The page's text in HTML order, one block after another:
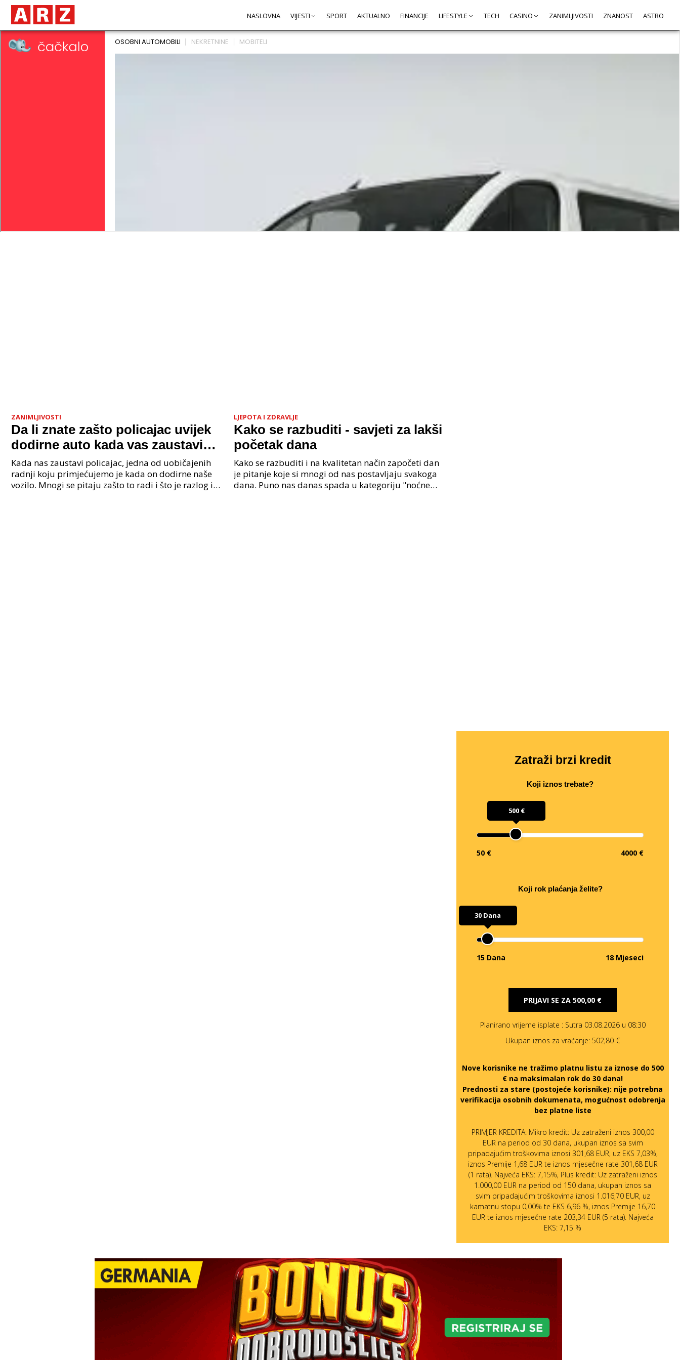
NASLOVNA VIJESTI SPORT AKTUALNO FINANCIJE LIFESTYLE TECH CASINO ZANIMLJIVOSTI ZNANOST ASTRO
ZANIMLJIVOSTI
Da li znate zašto policajac uvijek
dodirne auto kada vas zaustavi?
Ovaj odgovor će vas iznenaditi.
Kada nas zaustavi policajac, jedna od uobičajenih
radnji koju primjećujemo je kada on dodirne naše
vozilo. Mnogi se pitaju zašto to radi i što je razlog iza
LJEPOTA I ZDRAVLJE
Kako se razbuditi - savjeti za lakši
početak dana
Kako se razbuditi i na kvalitetan način započeti dan
je pitanje koje si mnogi od nas postavljaju svakoga
dana. Puno nas danas spada u kategoriju "noćne
Zatraži brzi kredit
Koji iznos trebate?
500 €
50 € 4000 €
Koji rok plaćanja želite?
30 Dana
15 Dana 18 Mjeseci
PRIJAVI SE ZA 500,00 €
Planirano vrijeme isplate : Sutra 03.08.2026 u 08:30
Ukupan iznos za vraćanje: 502,80 €
Nove korisnike ne tražimo platnu listu za iznose do 500
€ na maksimalan rok do 30 dana!
Prednosti za stare (postojeće korisnike): nije potrebna
verifikacija osobnih dokumenata, mogućnost odobrenja
bez platne liste
PRIMJER KREDITA: Mikro kredit: Uz zatraženi iznos 300,00
EUR na period od 30 dana, ukupan iznos sa svim
pripadajućim troškovima iznosi 301,68 EUR, uz EKS 7,03%,
iznos Premije 1,68 EUR te iznos mjesečne rate 301,68 EUR
(1 rata). Najveća EKS: 7,15%, Plus kredit: Uz zatraženi iznos
1.000,00 EUR na period od 150 dana, ukupan iznos sa
svim pripadajućim troškovima iznosi 1.016,70 EUR, uz
kamatnu stopu 0,00% te EKS 6,96 %, iznos Premije 16,70
EUR te iznos mjesečne rate 203,34 EUR (5 rata). Najveća
EKS: 7,15 %